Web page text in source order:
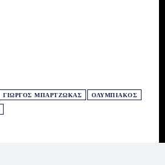
ΓΙΏΡΓΟΣ ΜΠΑΡΤΖΏΚΑΣ ΟΛΥΜΠΙΑΚΌΣ